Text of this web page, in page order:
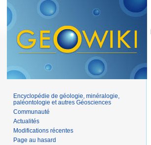
Encyclopédie de géologie, minéralogie,
paléontologie et autres Géosciences
Communauté
Actualités
Modifications récentes
Page au hasard